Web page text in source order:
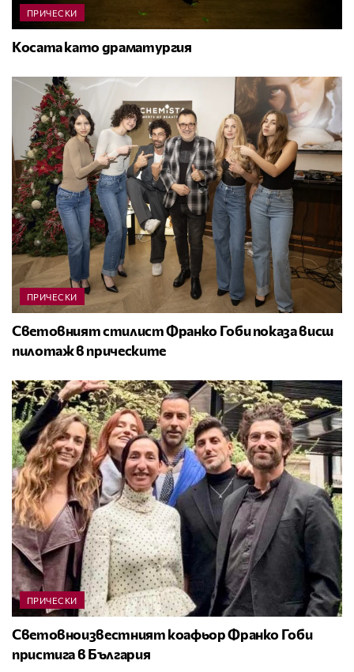
ПРИЧЕСКИ
Косата като драматургия
ПРИЧЕСКИ
Световният стилист Франко Гоби показа висш
пилотаж в прическите
ПРИЧЕСКИ
Световноизвестният коафьор Франко Гоби
пристига в България